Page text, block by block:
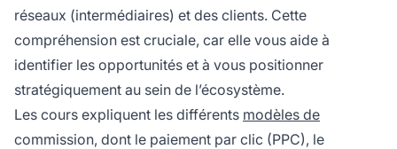
réseaux (intermédiaires) et des clients. Cette
compréhension est cruciale, car elle vous aide à
identifier les opportunités et à vous positionner
stratégiquement au sein de l’écosystème.
Les cours expliquent les différents modèles de
commission, dont le paiement par clic (PPC), le